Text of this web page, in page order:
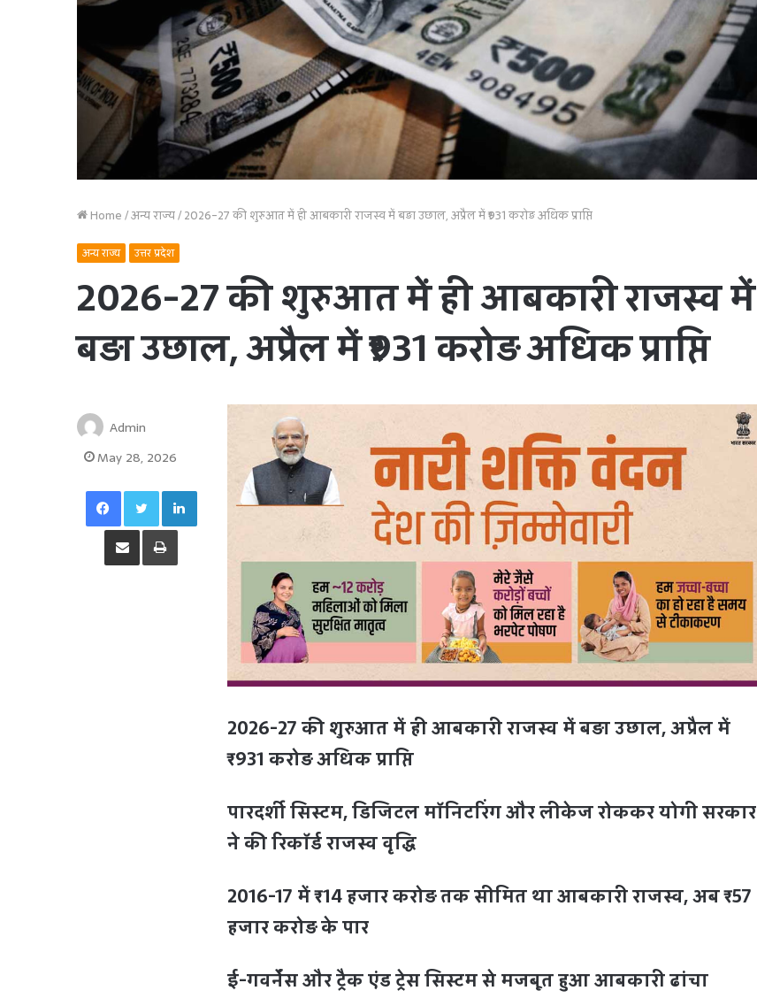
Home/अन्य राज्य/2026-27 की शुरुआत में ही आबकारी राजस्व में बड़ा उछाल, अप्रैल में ₹931 करोड़ अधिक प्राप्ति
अन्य राज्य उत्तर प्रदेश
2026-27 की शुरुआत में ही आबकारी राजस्व में
बड़ा उछाल, अप्रैल में ₹931 करोड़ अधिक प्राप्ति
2026-27 की शुरुआत में ही आबकारी राजस्व में बड़ा उछाल, अप्रैल में
₹931 करोड़ अधिक प्राप्ति
पारदर्शी सिस्टम, डिजिटल मॉनिटरिंग और लीकेज रोककर योगी सरकार
ने की रिकॉर्ड राजस्व वृद्धि
2016-17 में ₹14 हजार करोड़ तक सीमित था आबकारी राजस्व, अब ₹57
हजार करोड़ के पार
ई-गवर्नेंस और ट्रैक एंड ट्रेस सिस्टम से मजबूत हुआ आबकारी ढांचा
Admin
May 28, 2026
Facebook Twitter LinkedIn
Share via Email Print